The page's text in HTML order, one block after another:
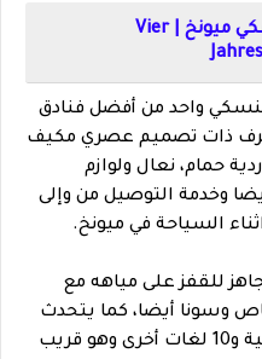
فندق فير يارستزايتن كمينسكي ميونخ | Vier
واحد من أفضل فنادق
ذات تصميم عصري مكيف
حمام، نعال ولوازم
وخدمة التوصيل من وإلى
السياحة في ميونخ.
للقفز على مياهه مع
وسونا أيضا، كما يتحدث
بعض طاقم العمل اللغة العربية و10 لغات أخرى وهو قريب